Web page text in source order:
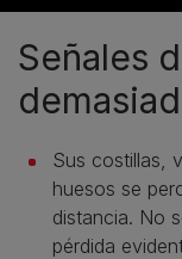
Señales
Sus costillas,
huesos se
distancia. No
pérdida